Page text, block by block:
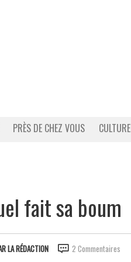
PRÈS DE CHEZ VOUS CULTURE
fait sa boum
LA RÉDACTION 2 Commentaires